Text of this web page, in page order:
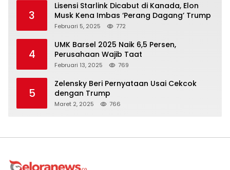
3
Lisensi Starlink Dicabut di Kanada, Elon
Musk Kena Imbas ‘Perang Dagang’ Trump
Februari 5, 2025 772
4
UMK Barsel 2025 Naik 6,5 Persen,
Perusahaan Wajib Taat
Februari 13, 2025 769
5
Zelensky Beri Pernyataan Usai Cekcok
dengan Trump
Maret 2, 2025 766